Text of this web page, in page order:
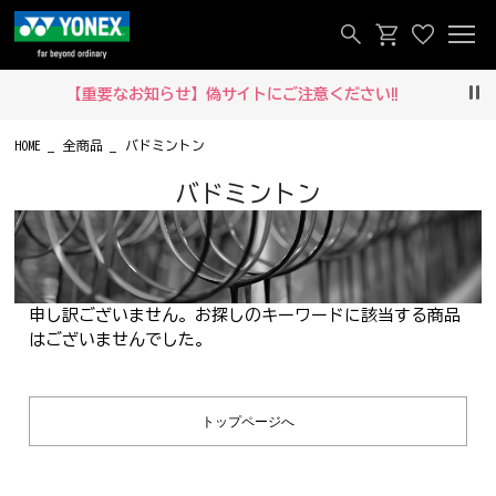
【重要なお知らせ】偽サイトにご注意ください‼
HOME 全商品 バドミントン
バドミントン
申し訳ございません。お探しのキーワードに該当する商品
はございませんでした。
トップページへ